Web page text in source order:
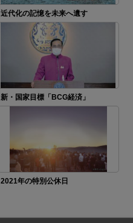
近代化の記憶を未来へ遺す
新・国家目標「BCG経済」
2021年の特別公休日